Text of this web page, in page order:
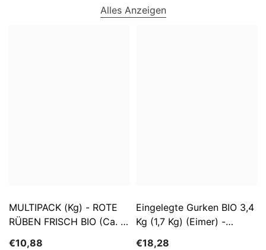
Alles Anzeigen
MULTIPACK (kg) - ROTE
RÜBEN FRISCH BIO (ca. 5
€10,88
Eingelegte Gurken BIO 3,4
Kg (1,7 Kg) (Eimer) -
€18,28